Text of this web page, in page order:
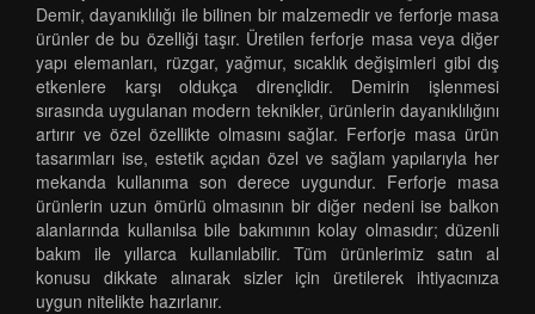
Demir, dayanıklılığı ile bilinen bir malzemedir ve ferforje masa
ürünler de bu özelliği taşır. Üretilen ferforje masa veya diğer
yapı elemanları, rüzgar, yağmur, sıcaklık değişimleri gibi dış
etkenlere karşı oldukça dirençlidir. Demirin işlenmesi
sırasında uygulanan modern teknikler, ürünlerin dayanıklılığını
artırır ve özel özellikte olmasını sağlar. Ferforje masa ürün
tasarımları ise, estetik açıdan özel ve sağlam yapılarıyla her
mekanda kullanıma son derece uygundur. Ferforje masa
ürünlerin uzun ömürlü olmasının bir diğer nedeni ise balkon
alanlarında kullanılsa bile bakımının kolay olmasıdır; düzenli
bakım ile yıllarca kullanılabilir. Tüm ürünlerimiz satın al
konusu dikkate alınarak sizler için üretilerek ihtiyacınıza
uygun nitelikte hazırlanır.